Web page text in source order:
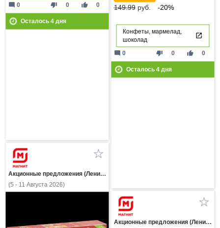
thumb_down 0 thumb_up 0
mode_comment 0
Осталось 4дня
149.99руб. -20%
Конфеты, мармелад,
шоколад
thumb_down 0 thumb_up 0
mode_comment 0
Осталось 4дня
Акционные предложения (Ленинградская область)
(5 - 11 Августа 2026)
Акционные предложения (Ленинградская область)